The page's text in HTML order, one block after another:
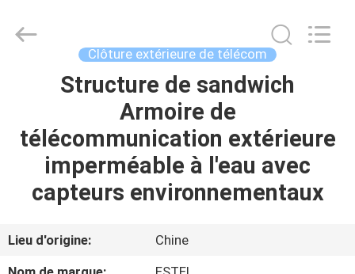
MAISON
PRODUITS
SUJET
DE
NOUS
AND
TECHNOLOGY
Clôture extérieure de télécom
Structure de sandwich
Armoire de
télécommunication extérieure
imperméable à l'eau avec
capteurs environnementaux
Lieu d'origine:
Chine